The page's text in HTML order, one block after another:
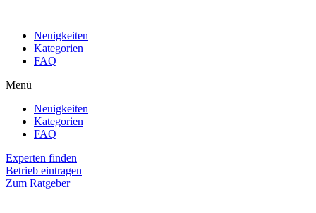
Neuigkeiten
Kategorien
FAQ
Menü
Neuigkeiten
Kategorien
FAQ
Experten finden
Betrieb eintragen
Zum Ratgeber